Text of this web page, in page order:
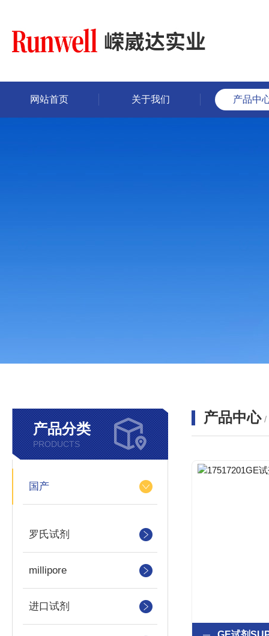
网站首页 关于我们 产品中
产品分类
PRODUCTS
国产
罗氏试剂
millipore
进口试剂
产品中心 /